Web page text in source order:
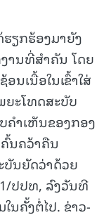
ຽກຮ້ອງມາຍັງ
ງານທີ່ສໍາຄັນ ໂດຍ
ນເນື້ອໃນເຂົ້າໃສ່
ຍະໂທດສະບັບ
າເຫັນຂອງກອງ
ນຄວ້າຄືນ
ບັນຍັດວ່າດ້ວຍ
ປປທ, ລົງວັນທີ
ນຄັ້ງຕໍ່ໄປ. ຂ່າວ-